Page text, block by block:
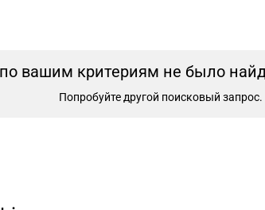
вашим критериям не было
Попробуйте другой поисковый запрос.